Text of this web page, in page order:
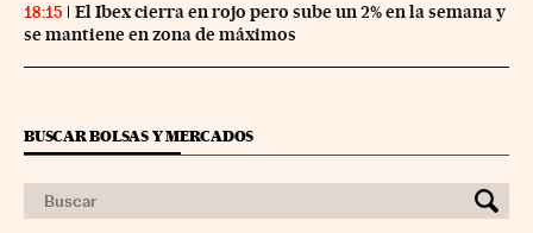
18:15
El Ibex cierra en rojo pero sube un 2% en la semana y
se mantiene en zona de máximos
BUSCAR BOLSAS Y MERCADOS